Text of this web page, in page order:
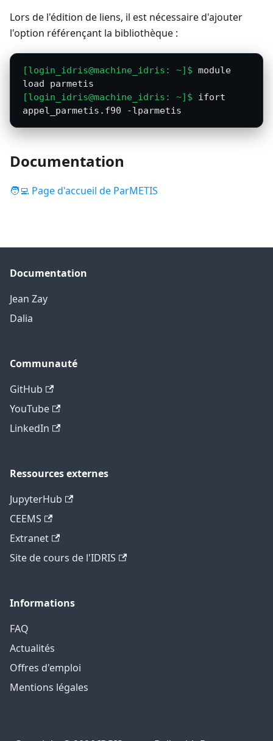
Lors de l'édition de liens, il est nécessaire d'ajouter
l'option référençant la bibliothèque :
module
load parmetis
ifort
appel_parmetis.f90 -lparmetis
Documentation
🧑‍💻 Page d'accueil de ParMETIS
Documentation
Jean Zay
Dalia
Communauté
GitHub
YouTube
LinkedIn
Ressources externes
JupyterHub
CEEMS
Extranet
Site de cours de l'IDRIS
Informations
FAQ
Actualités
Offres d'emploi
Mentions légales